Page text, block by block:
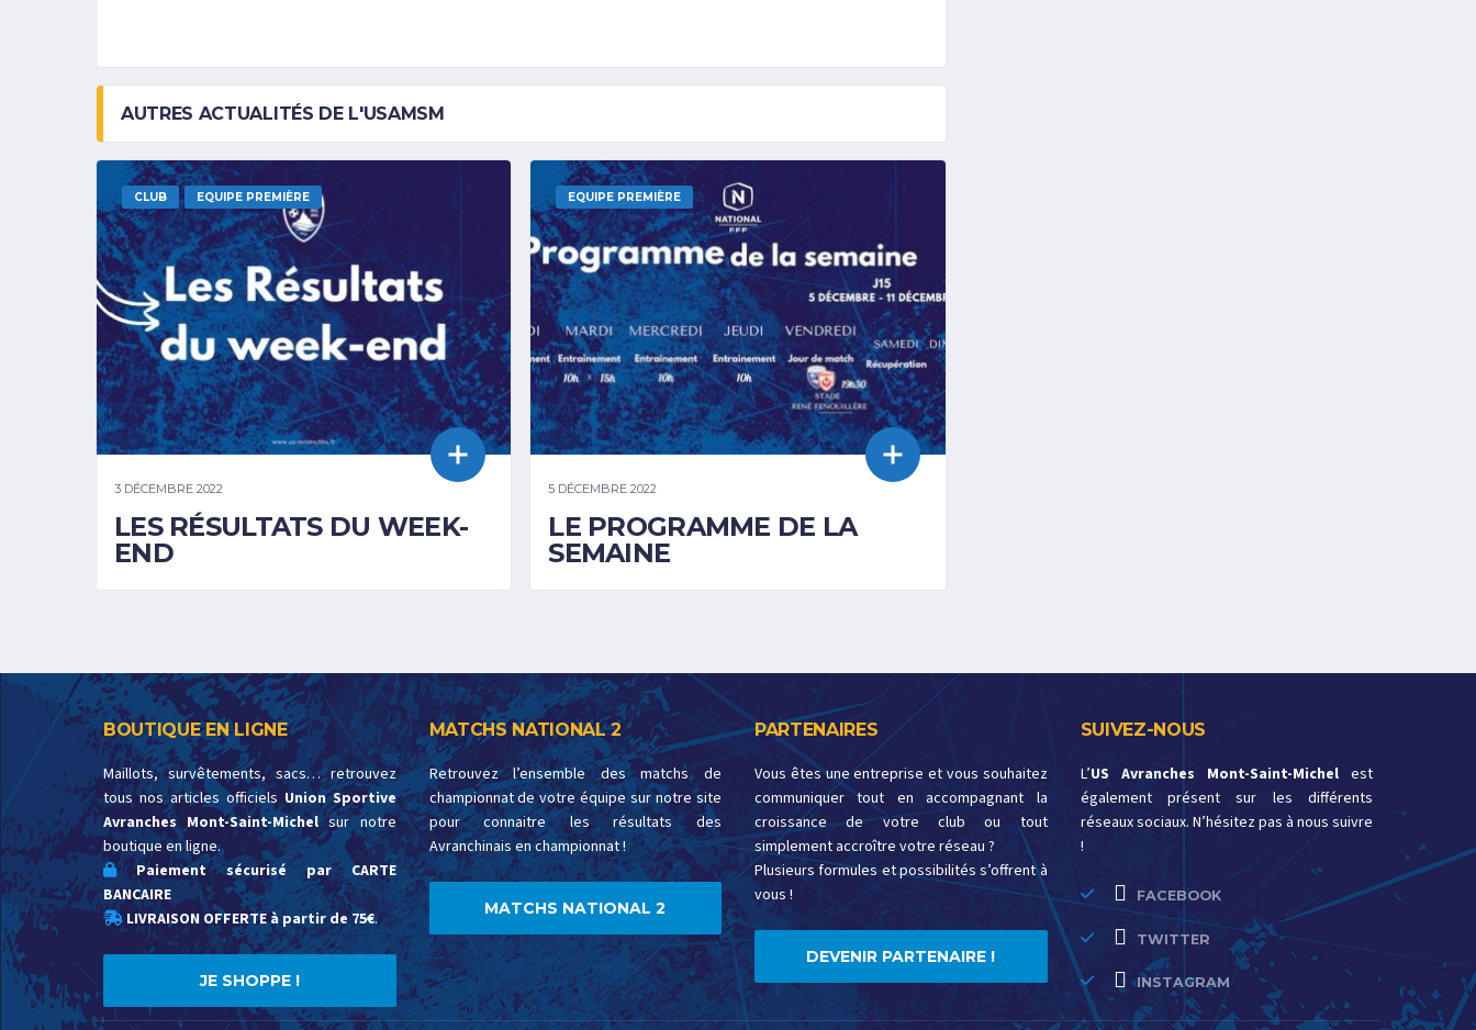
AUTRES ACTUALITÉS DE L'USAMSM
CLUB EQUIPE PREMIÈRE
3 DÉCEMBRE 2022
LES RÉSULTATS DU WEEK-
END
EQUIPE PREMIÈRE
5 DÉCEMBRE 2022
LE PROGRAMME DE LA
SEMAINE
BOUTIQUE EN LIGNE
Maillots, survêtements, sacs… retrouvez
tous nos articles officiels Union Sportive
Avranches Mont-Saint-Michelsur notre
boutique en ligne.
Paiement sécurisé par CARTE
BANCAIRE
LIVRAISON OFFERTE à partir de 75€.
JE SHOPPE !
MATCHS NATIONAL 2
Retrouvez l’ensemble des matchs de
championnat de votre équipe sur notre site
pour connaitre les résultats des
Avranchinais en championnat !
MATCHS NATIONAL 2
PARTENAIRES
Vous êtes une entreprise et vous souhaitez
communiquer tout en accompagnant la
croissance de votre club ou tout
simplement accroître votre réseau ?
Plusieurs formules et possibilités s’offrent à
vous !
DEVENIR PARTENAIRE !
SUIVEZ-NOUS
L’US Avranches Mont-Saint-Michelest
également présent sur les différents
réseaux sociaux. N’hésitez pas à nous suivre
!
FACEBOOK
TWITTER
INSTAGRAM